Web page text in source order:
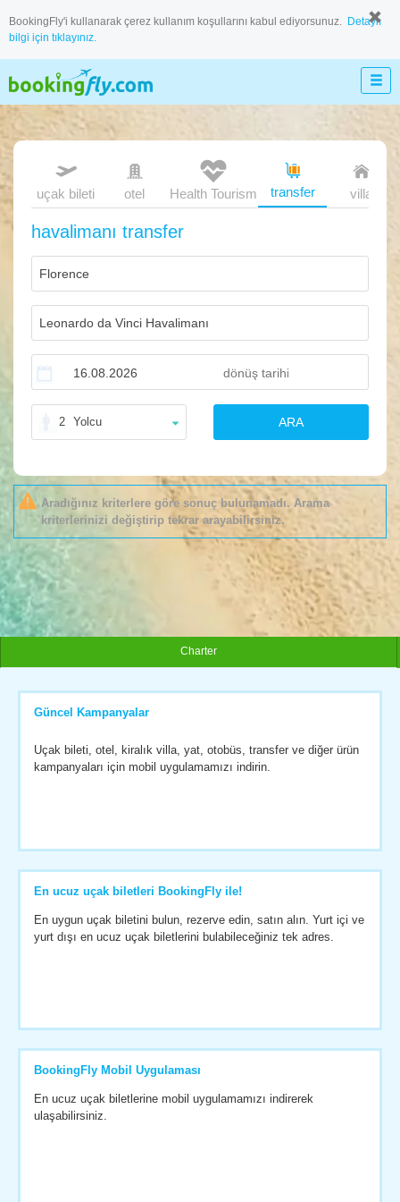
BookingFly'i kullanarak çerez kullanım koşullarını kabul ediyorsunuz. Detaylı
bilgi için tıklayınız.
uçak bileti otel transfer villa
Health Tourism
havalimanı transfer
2 Yolcu ARA
Aradığınız kriterlere göre sonuç bulunamadı. Arama
kriterlerinizi değiştirip tekrar arayabilirsiniz.
Charter
Güncel Kampanyalar
Uçak bileti, otel, kiralık villa, yat, otobüs, transfer ve diğer ürün
kampanyaları için mobil uygulamamızı indirin.
En ucuz uçak biletleri BookingFly ile!
En uygun uçak biletini bulun, rezerve edin, satın alın. Yurt içi ve
yurt dışı en ucuz uçak biletlerini bulabileceğiniz tek adres.
BookingFly Mobil Uygulaması
En ucuz uçak biletlerine mobil uygulamamızı indirerek
ulaşabilirsiniz.